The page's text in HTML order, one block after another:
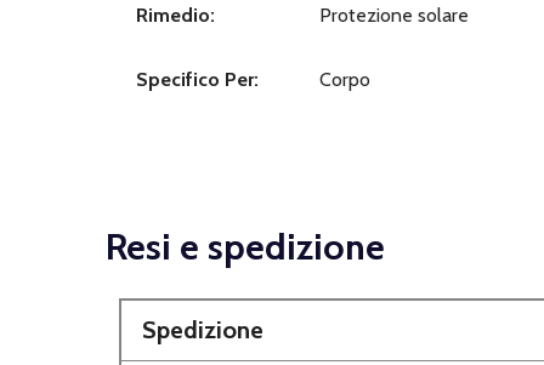
Rimedio: Protezione solare
Specifico Per: Corpo
Resi e spedizione
Spedizione